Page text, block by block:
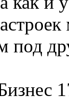
под